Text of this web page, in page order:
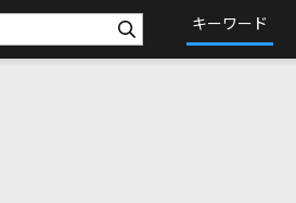
キーワード